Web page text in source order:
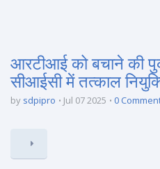
आरटीआई को बचाने की
सीआईसी में तत्काल
by sdpipro Jul 07 2025 0